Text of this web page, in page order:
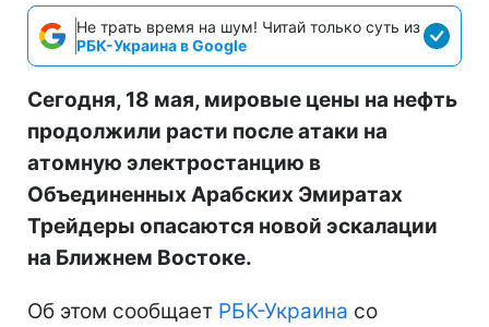
Не трать время на шум! Читай только суть из
РБК-Украина в Google
Сегодня, 18 мая, мировые цены на нефть
продолжили расти после атаки на
атомную электростанцию в
Объединенных Арабских Эмиратах
Трейдеры опасаются новой эскалации
на Ближнем Востоке.
Об этом сообщает РБК-Украина со